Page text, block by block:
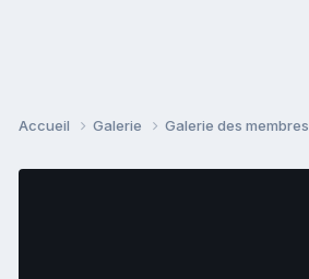
Accueil Galerie Galerie des membres